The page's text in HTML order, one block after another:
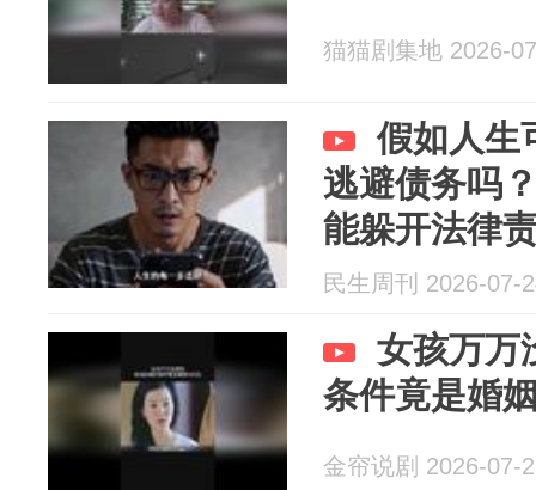
猫猫剧集地 2026-
假如人生
逃避债务吗
能躲开法律
民生周刊 2026-07-
女孩万万
条件竟是婚
金帘说剧 2026-07-